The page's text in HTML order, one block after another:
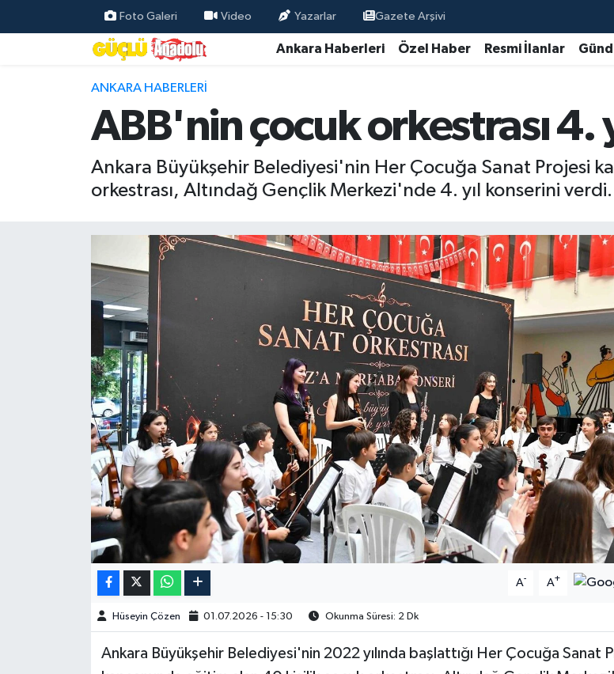
Foto Galeri Video Yazarlar Gazete Arşivi
Ankara Haberleri Özel Haber Resmi İlanlar
ANKARA HABERLERI
ABB'nin çocuk orkestrası 4.
Ankara Büyükşehir Belediyesi'nin Her Çocuğa Sanat Projesi
orkestrası, Altındağ Gençlik Merkezi'nde 4. yıl konserini verdi.
A- A+
Hüseyin Çözen 01.07.2026 - 15:30 Okunma Süresi: 2 Dk
Ankara Büyükşehir Belediyesi'nin 2022 yılında başlattığı Her Çocuğa Sanat
Özel Haber
Resmi İlanlar
Burç Yorumları
Hava Durumu
Kim kimdir?